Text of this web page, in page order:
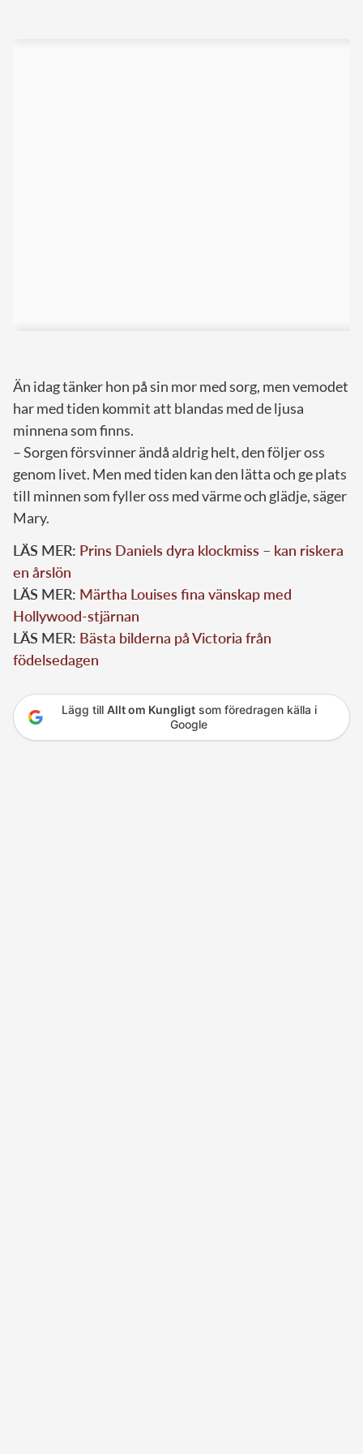
Än idag tänker hon på sin mor med sorg, men vemodet
har med tiden kommit att blandas med de ljusa
minnena som finns.
– Sorgen försvinner ändå aldrig helt, den följer oss
genom livet. Men med tiden kan den lätta och ge plats
till minnen som fyller oss med värme och glädje, säger
Mary.
LÄS MER: Prins Daniels dyra klockmiss – kan riskera
en årslön
LÄS MER: Märtha Louises fina vänskap med
Hollywood-stjärnan
LÄS MER: Bästa bilderna på Victoria från
födelsedagen
Lägg till Allt om Kungligtsom föredragen källa i
Google